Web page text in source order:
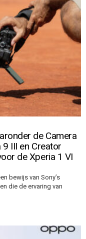
de Camera
III en Creator
de Xperia 1 VI
bewijs van Sony’s
die de ervaring van